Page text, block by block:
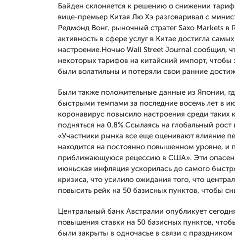
Байден склоняется к решению о снижении
вице-премьер Китая Лю Хэ разговаривал с
Редмонд Вонг, рыночный стратег Saxo Markets
активность в сфере услуг в Китае достигла
настроение.Ночью Wall Street Journal сообщил,
некоторых тарифов на китайский импорт,
были волатильны и потеряли свои ранние
Были также положительные данные из Японии,
быстрыми темпами за последние восемь лет в
коронавирус повысило настроения среди таких
подняться на 0,8%.Ссылаясь на глобальный
«Участники рынка все еще оценивают влияние
находится на постоянно повышенном уровне,
приближающуюся рецессию в США». Эти
июньская инфляция ускорилась до самого
кризиса, что усилило ожидания того, что
повысить рейк на 50 базисных пунктов, чтобы
Центральный банк Австралии опубликует
повышения ставки на 50 базисных пунктов,
были закрыты в одночасье в связи с